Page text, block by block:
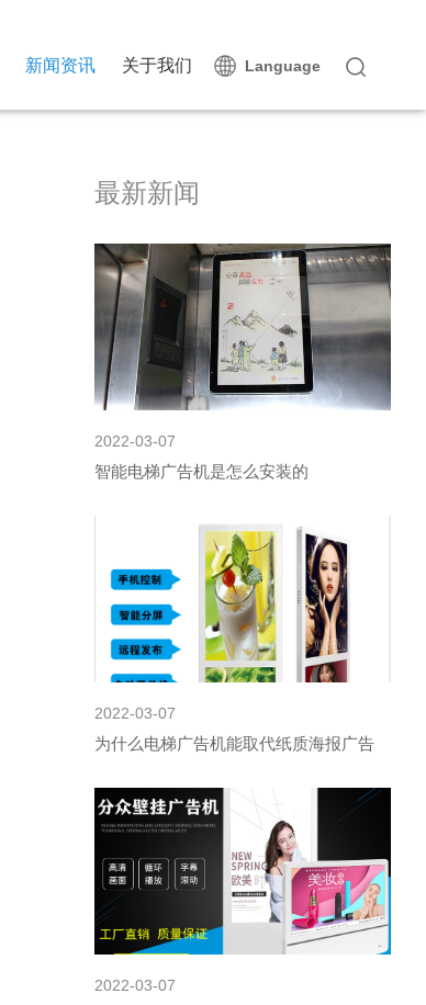
Language
新闻资讯 关于我们
最新新闻
2022-03-07
智能电梯广告机是怎么安装的
2022-03-07
为什么电梯广告机能取代纸质海报广告
2022-03-07